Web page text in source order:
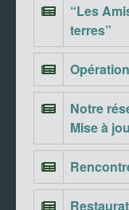
“Les
terres”
Notre
Mise à